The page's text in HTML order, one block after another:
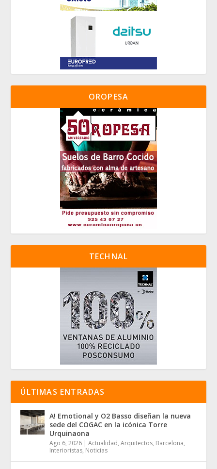
OROPESA
TECHNAL
ÚLTIMAS ENTRADAS
A! Emotional y O2 Basso diseñan la nueva
sede del COGAC en la icónica Torre
Urquinaona
Ago 6, 2026 |Actualidad,Arquitectos, Barcelona,
Interioristas, Noticias